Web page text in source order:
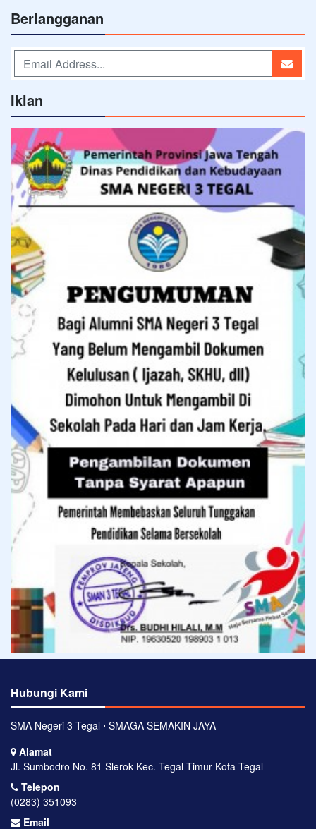
Berlangganan
Iklan
Hubungi Kami
SMA Negeri 3 Tegal ⋅ SMAGA SEMAKIN JAYA
Alamat
Jl. Sumbodro No. 81 Slerok Kec. Tegal Timur Kota Tegal
Telepon
(0283) 351093
Email